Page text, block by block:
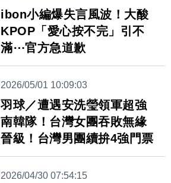
ibon小編爆失言風波！大酸
KPOP「愛心按不完」引不
滿⋯官方急道歉
2026/05/01 10:09:03
羽球／遭遇安洗瑩領軍超強
南韓隊！台灣女團吞敗無緣
晉級！台灣男團續拚4強門票
2026/04/30 07:54:15